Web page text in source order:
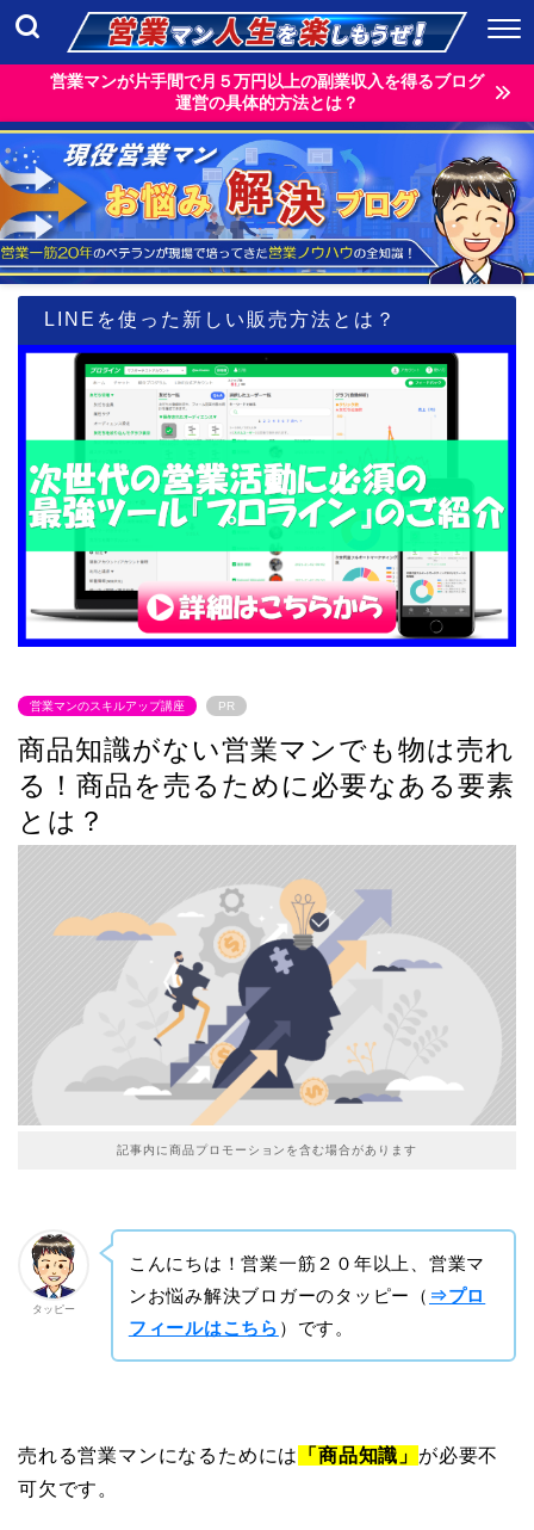
営業マンが片手間で月５万円以上の副業収入を得るブログ
運営の具体的方法とは？
LINEを使った新しい販売方法とは？
営業マンのスキルアップ講座 PR
商品知識がない営業マンでも物は売れ
る！商品を売るために必要なある要素
とは？
記事内に商品プロモーションを含む場合があります
タッピー
こんにちは！営業一筋２０年以上、営業マ
ンお悩み解決ブロガーのタッピー（ ⇒プロ
フィールはこちら ）です。
売れる営業マンになるためには 「商品知識」 が必要不
可欠です。